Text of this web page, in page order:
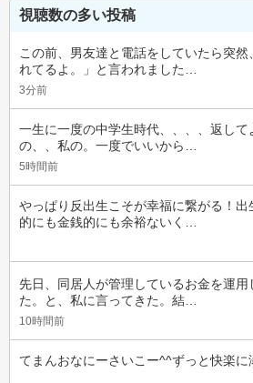
視聴数の多い投稿
この前、男友達と電話をしていたら突
れてるよ。」と言われました…
3分前
一生に一度の中学生時代、、、、返し
の、、私の。一度でいいから…
5時間前
やっぱり反出生こそが幸福に繋がる！
的にも金銭的にも余裕ないく…
先日、同居人が管理しているお金を運用
た。と、私に言ってきた。結…
10時間前
てまんおなにーさいこー^^ずっと快楽に